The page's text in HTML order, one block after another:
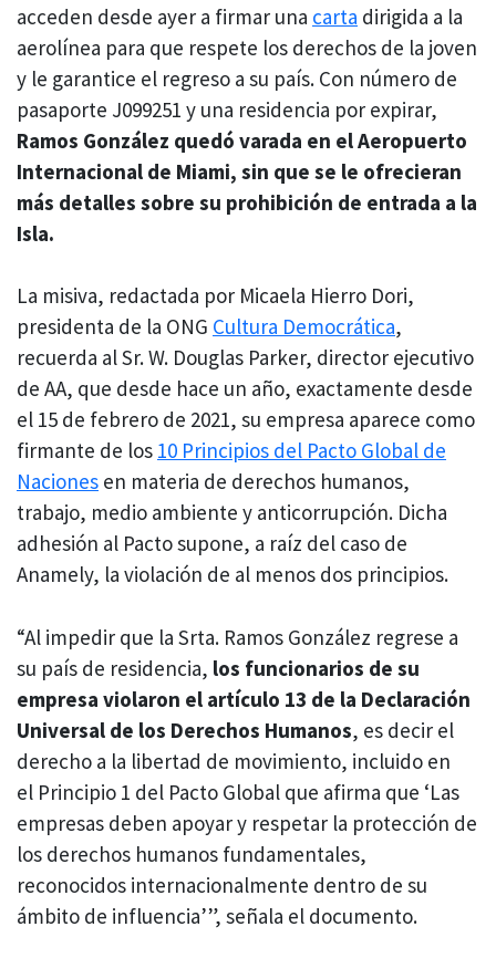
acceden desde ayer a firmar una carta dirigida a la
aerolínea para que respete los derechos de la joven
y le garantice el regreso a su país. Con número de
pasaporte J099251 y una residencia por expirar,
Ramos González quedó varada en el Aeropuerto
Internacional de Miami, sin que se le ofrecieran
más detalles sobre su prohibición de entrada a la
Isla.
La misiva, redactada por Micaela Hierro Dori,
presidenta de la ONG Cultura Democrática,
recuerda al Sr. W. Douglas Parker, director ejecutivo
de AA, que desde hace un año, exactamente desde
el 15 de febrero de 2021, su empresa aparece como
firmante de los 10 Principios del Pacto Global de
Naciones en materia de derechos humanos,
trabajo, medio ambiente y anticorrupción. Dicha
adhesión al Pacto supone, a raíz del caso de
Anamely, la violación de al menos dos principios.
“Al impedir que la Srta. Ramos González regrese a
su país de residencia, los funcionarios de su
empresa violaron el artículo 13 de la Declaración
Universal de los Derechos Humanos, es decir el
derecho a la libertad de movimiento, incluido en
el Principio 1 del Pacto Global que afirma que ‘Las
empresas deben apoyar y respetar la protección de
los derechos humanos fundamentales,
reconocidos internacionalmente dentro de su
ámbito de influencia’”, señala el documento.